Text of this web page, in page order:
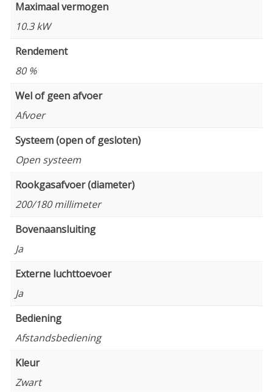
Maximaal vermogen
10.3 kW
Rendement
80 %
Wel of geen afvoer
Afvoer
Systeem (open of gesloten)
Open systeem
Rookgasafvoer (diameter)
200/180 millimeter
Bovenaansluiting
Ja
Externe luchttoevoer
Ja
Bediening
Afstandsbediening
Kleur
Zwart